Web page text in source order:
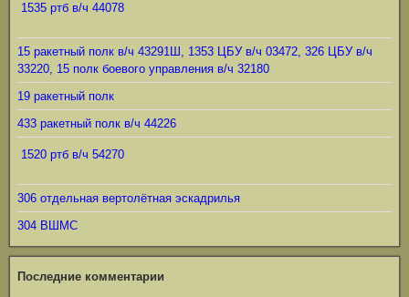
1535 ртб в/ч 44078
15 ракетный полк в/ч 43291Ш, 1353 ЦБУ в/ч 03472, 326 ЦБУ в/ч
33220, 15 полк боевого управления в/ч 32180
19 ракетный полк
433 ракетный полк в/ч 44226
1520 ртб в/ч 54270
306 отдельная вертолётная эскадрилья
304 ВШМС
Последние комментарии